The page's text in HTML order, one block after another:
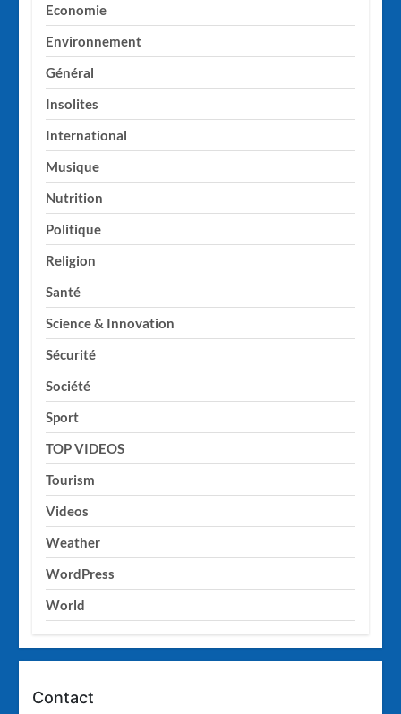
Economie
Environnement
Général
Insolites
International
Musique
Nutrition
Politique
Religion
Santé
Science & Innovation
Sécurité
Société
Sport
TOP VIDEOS
Tourism
Videos
Weather
WordPress
World
Contact